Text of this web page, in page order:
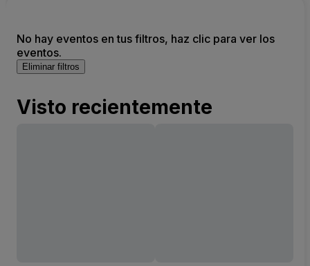
No hay eventos en tus filtros, haz clic para ver los
eventos.
Eliminar filtros
Visto recientemente